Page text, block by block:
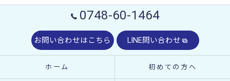
0748-60-1464
お問い合わせはこちら LINE問い合わせ
ホーム 初めての方へ